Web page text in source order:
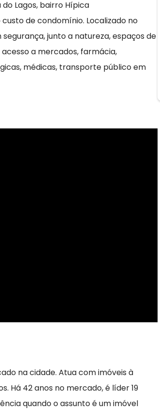
Lagos, bairro Hípica
de condomínio. Localizado no
junto a natureza, espaços de
a mercados, farmácia,
médicas, transporte público em
na cidade. Atua com imóveis à
Há 42 anos no mercado, é líder 19
quando o assunto é um imóvel